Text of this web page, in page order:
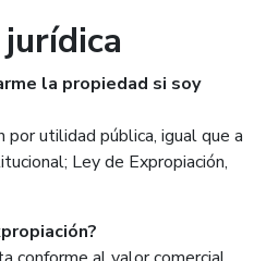
la propiedad si soy
utilidad pública, igual que a
Ley de Expropiación,